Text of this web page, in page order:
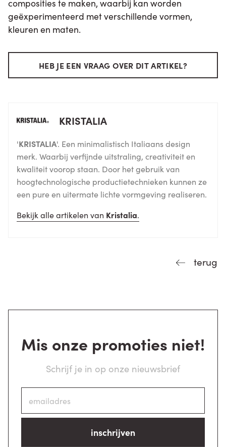
composities te maken, waarbij kan worden
geëxperimenteerd met verschillende vormen,
kleuren en maten.
HEB JE EEN VRAAG OVER DIT ARTIKEL?
KRISTALIA
'KRISTALIA'. Een minimalistisch Italiaans design
merk. Waarbij verfijnde uitstraling, creativiteit en
kwaliteit voorop staan. Door het gebruik van
hoogtechnologische productietechnieken kunnen ze
een pure en uitermate lichte vormgeving realiseren.
Bekijk alle artikelen van Kristalia.
terug
Mis onze promoties niet!
Schrijf je in op onze nieuwsbrief
inschrijven